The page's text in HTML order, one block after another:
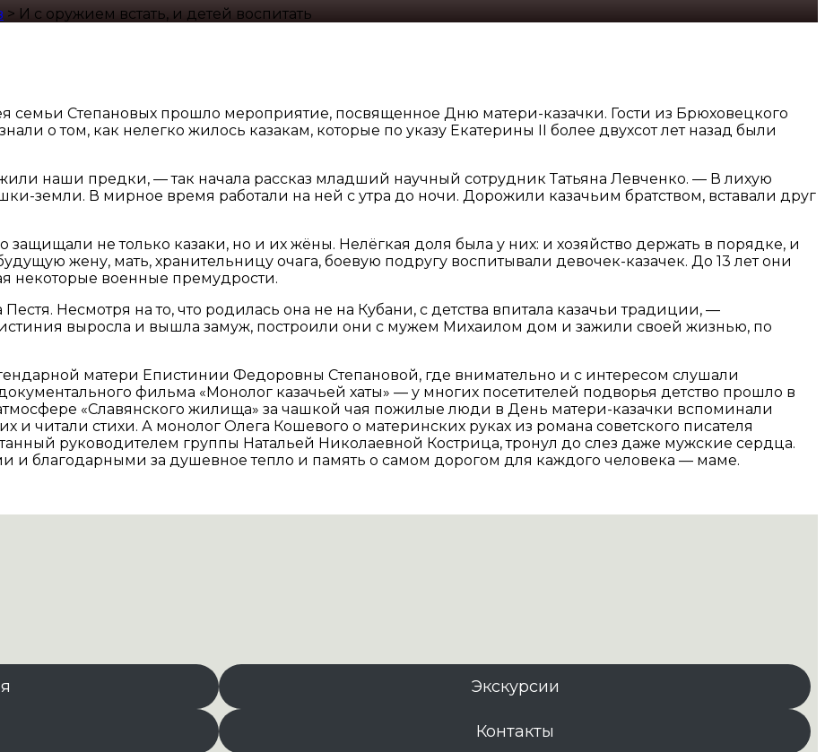
> И с оружием встать, и детей воспитать
Степановых прошло мероприятие, посвященное Дню матери-казачки. Гости из Брюховецкого
о том, как нелегко жилось казакам, которые по указу Екатерины II более двухсот лет назад были
наши предки, — так начала рассказ младший научный сотрудник Татьяна Левченко. — В лихую
земли. В мирное время работали на ней с утра до ночи. Дорожили казачьим братством, вставали друг
не только казаки, но и их жёны. Нелёгкая доля была у них: и хозяйство держать в порядке, и
жену, мать, хранительницу очага, боевую подругу воспитывали девочек-казачек. До 13 лет они
некоторые военные премудрости.
Несмотря на то, что родилась она не на Кубани, с детства впитала казачьи традиции, —
выросла и вышла замуж, построили они с мужем Михаилом дом и зажили своей жизнью, по
матери Епистинии Федоровны Степановой, где внимательно и с интересом слушали
фильма «Монолог казачьей хаты» — у многих посетителей подворья детство прошло в
«Славянского жилища» за чашкой чая пожилые люди в День матери-казачки вспоминали
читали стихи. А монолог Олега Кошевого о материнских руках из романа советского писателя
руководителем группы Натальей Николаевной Кострица, тронул до слез даже мужские сердца.
и благодарными за душевное тепло и память о самом дорогом для каждого человека — маме.
Экскурсии
Контакты